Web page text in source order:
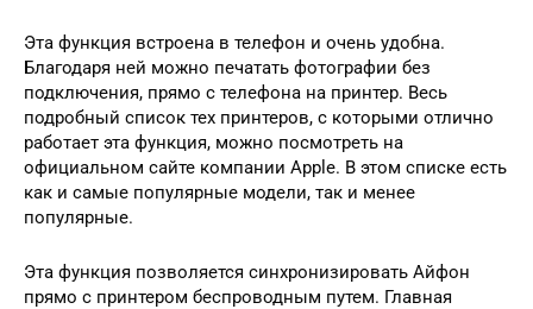
Эта функция встроена в телефон и очень удобна.
Благодаря ней можно печатать фотографии без
подключения, прямо с телефона на принтер. Весь
подробный список тех принтеров, с которыми отлично
работает эта функция, можно посмотреть на
официальном сайте компании Apple. В этом списке есть
как и самые популярные модели, так и менее
популярные.
Эта функция позволяется синхронизировать Айфон
прямо с принтером беспроводным путем. Главная